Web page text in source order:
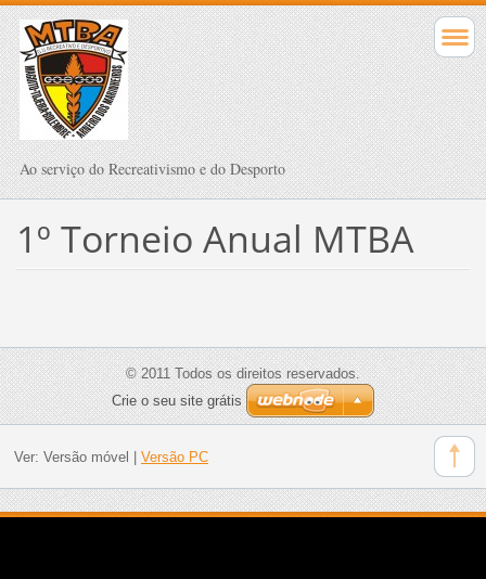
Ao serviço do Recreativismo e do Desporto
1º Torneio Anual MTBA
© 2011 Todos os direitos reservados.
Crie o seu site grátis
Ver: Versão móvel Versão PC